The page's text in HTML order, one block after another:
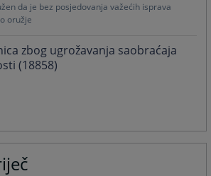
da je bez posjedovanja važećih isprava
oružje
zbog ugrožavanja saobraćaja
(18858)